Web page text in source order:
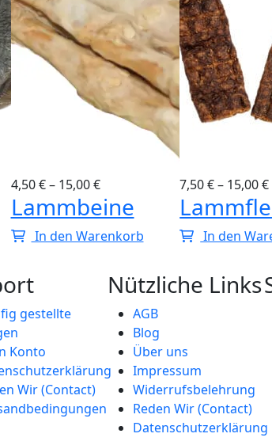
4,50€– 15,00€
Lammbeine
In den Warenkorb
7,50€– 15,00€
In den
gestellte
Konto
Wir (Contact)
Nützliche Links
AGB
Blog
Über uns
Impressum
Widerrufsbelehrung
Reden Wir (Contact)
Datenschutzerklärung